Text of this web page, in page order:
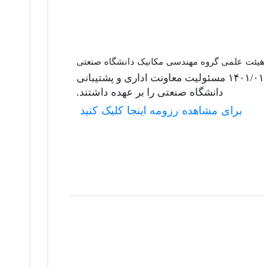
علمی گروه مهندسی مکانیک دانشگاه صنعتی
از ۱۳۹۸/۰۵/۱۴ تا ۱۴۰۱/۰۱/۲۰ مسئولیت معاونت اداری و پشتیبانی
دانشگاه صنعتی را بر عهده داشتند.
برای مشاهده رزومه اینجا کلیک کنید